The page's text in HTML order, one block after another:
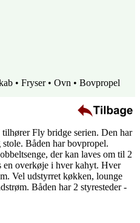
• Fryser • Ovn • Bovpropel
tilhører Fly bridge serien. Den har
Båden har bovpropel.
der kan laves om til 2
en overkøje i hver kahyt. Hver
Vel udstyrret køkken, lounge
Båden har 2 styresteder -